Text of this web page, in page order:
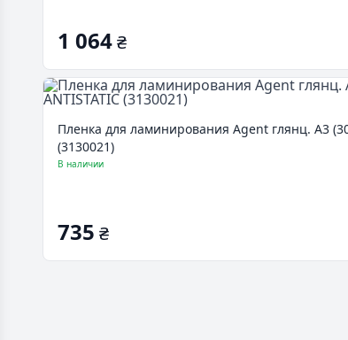
1 064₴
Пленка для ламинирования Agent глянц. А3
(3130021)
В наличии
735 ₴